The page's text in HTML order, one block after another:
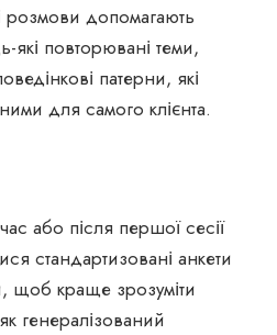
розмови допомагають
які повторювані теми,
патерни, які
для самого клієнта.
або після першої сесії
стандартизовані анкети
щоб краще зрозуміти
генералізований